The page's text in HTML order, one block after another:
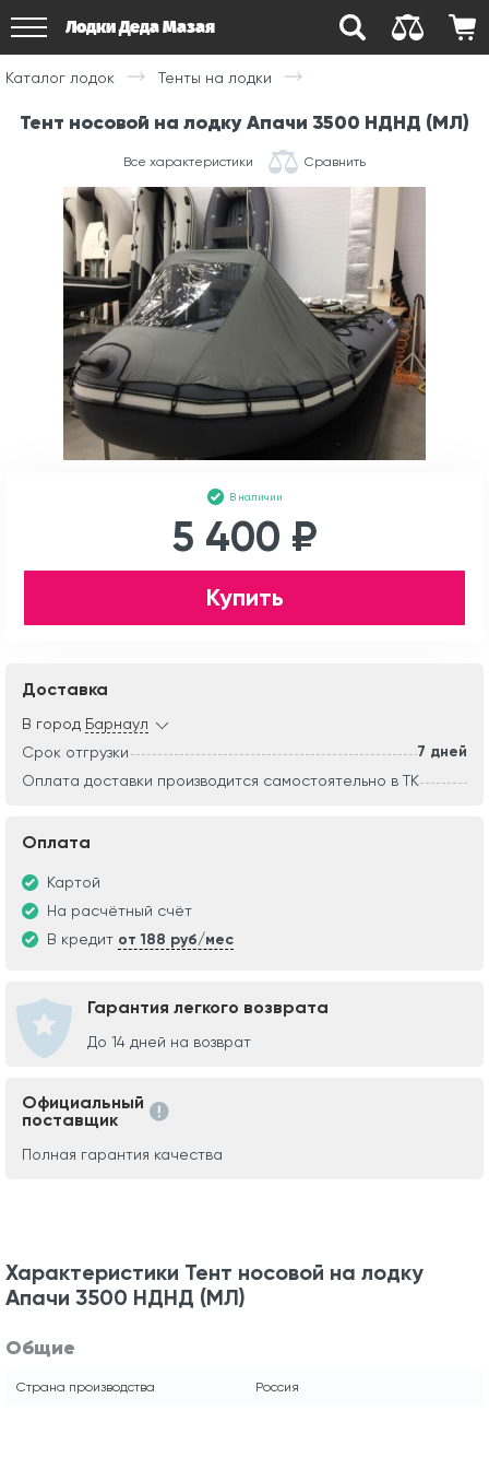
Лодки Деда Мазая
Каталог лодок Тенты на лодки
Тент носовой на лодку Апачи 3500 НДНД (МЛ)
Все характеристики Сравнить
В наличии
5 400 ₽
Купить
Доставка
В город Барнаул
Срок отгрузки
7 дней
Оплата доставки производится самостоятельно в ТК
Оплата
Картой
На расчётный счёт
В кредит от 188 руб/мес
Гарантия легкого возврата
До 14 дней на возврат
Официальный
поставщик
Полная гарантия качества
Характеристики Тент носовой на лодку
Апачи 3500 НДНД (МЛ)
Общие
Страна производства Россия